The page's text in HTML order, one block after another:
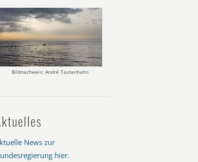
Bildnachweis: André Tautenhahn
News zur
hier.